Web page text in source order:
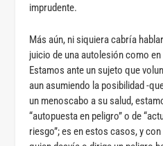
imprudente.
Más aún, ni siquiera cabría
juicio de una autolesión como
Estamos ante un sujeto que
aun asumiendo la posibilidad -
un menoscabo a su salud,
“autopuesta en peligro” o de
riesgo”; es en estos casos, y